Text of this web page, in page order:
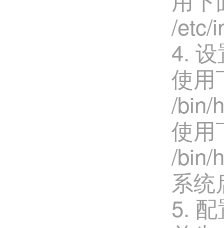
/etc/
4.
使用
/bin/
使用
/bin/
系统
5.